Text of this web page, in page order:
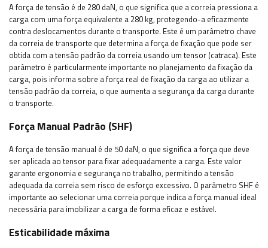
A força de tensão é de 280 daN, o que significa que a correia pressiona a
carga com uma força equivalente a 280 kg, protegendo-a eficazmente
contra deslocamentos durante o transporte. Este é um parâmetro chave
da correia de transporte que determina a força de fixação que pode ser
obtida com a tensão padrão da correia usando um tensor (catraca). Este
parâmetro é particularmente importante no planejamento da fixação da
carga, pois informa sobre a força real de fixação da carga ao utilizar a
tensão padrão da correia, o que aumenta a segurança da carga durante
o transporte.
Força Manual Padrão (SHF)
A força de tensão manual é de 50 daN, o que significa a força que deve
ser aplicada ao tensor para fixar adequadamente a carga. Este valor
garante ergonomia e segurança no trabalho, permitindo a tensão
adequada da correia sem risco de esforço excessivo. O parâmetro SHF é
importante ao selecionar uma correia porque indica a força manual ideal
necessária para imobilizar a carga de forma eficaz e estável.
Esticabilidade máxima